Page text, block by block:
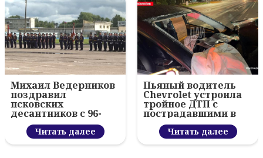
Михаил Ведерников
поздравил
псковских
десантников с 96-
летием ВДВ и
вручил награды
Читать далее
Пьяный водитель
Chevrolet устроила
тройное ДТП с
пострадавшими в
Пскове
Читать далее